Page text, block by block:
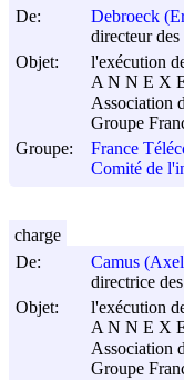
De:
Debroeck
directeur
Objet:
l'exécution
A N N E X
Association
Groupe
Groupe:
France
Comité de
De:
Camus
directrice
Objet:
l'exécution
A N N E X
Association
Groupe
charge